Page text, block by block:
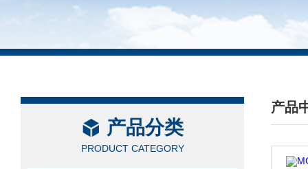
产品分类
PRODUCT CATEGORY
产品
/